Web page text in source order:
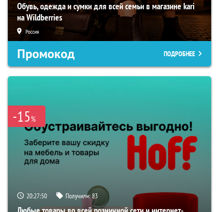
Обувь, одежда и сумки для всей семьи в магазине kari
на Wildberries
Россия
Промокод ПОДРОБНЕЕ
-15%
20:27:49 Получили:83